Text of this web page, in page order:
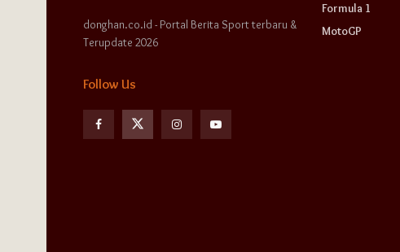
donghan.co.id - Portal Berita Sport terbaru &
Terupdate 2026
Follow Us
Formula 1
MotoGP